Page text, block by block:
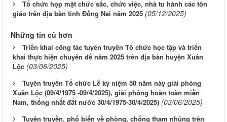
Tổ chức họp mặt chức sắc, chức việc, nhà tu hành các tôn
giáo trên địa bàn tỉnh Đồng Nai năm 2025 (05/12/2025)
Những tin cũ hơn
Triển khai công tác tuyên truyền Tổ chức học tập và triển
khai thực hiện chuyên đề năm 2025 trên địa bàn huyện Xuân
Lộc (03/06/2025)
Tuyên truyền Tổ chức Lễ kỷ niệm 50 năm này giải phóng
Xuân Lộc (09/4/1975 -09/4/2025), giải phóng hoàn toàn miền
Nam, thống nhất đất nước 30/4/1975-30/4/2025) (03/06/2025)
Tuyên truyền, phổ biến về phòng, chống tham nhũng trên